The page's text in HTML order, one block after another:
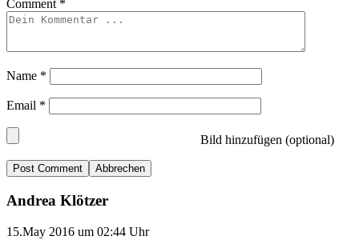
Comment *
Name *
Email *
Bild hinzufügen (optional)
Abbrechen
Andrea Klötzer
15.May 2016 um 02:44 Uhr